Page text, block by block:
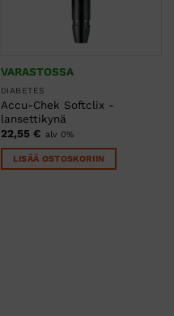
VARASTOSSA
DIABETES
Accu-Chek Softclix -
lansettikynä
22,55 € alv 0%
LISÄÄ OSTOSKORIIN